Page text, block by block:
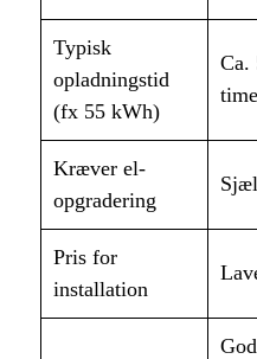
Typisk
opladningstid
(fx 55 kWh)
Ca.
Kræver el-
opgradering
Pris for
installation